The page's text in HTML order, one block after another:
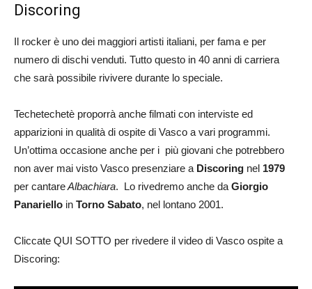
Discoring
Il rocker è uno dei maggiori artisti italiani, per fama e per
numero di dischi venduti. Tutto questo in 40 anni di carriera
che sarà possibile rivivere durante lo speciale.
Techetechetè proporrà anche filmati con interviste ed
apparizioni in qualità di ospite di Vasco a vari programmi.
Un’ottima occasione anche per i più giovani che potrebbero
non aver mai visto Vasco presenziare a Discoring nel 1979
per cantareAlbachiara. Lo rivedremo anche da Giorgio
Panariello in Torno Sabato, nel lontano 2001.
Cliccate QUI SOTTO per rivedere il video di Vasco ospite a
Discoring: